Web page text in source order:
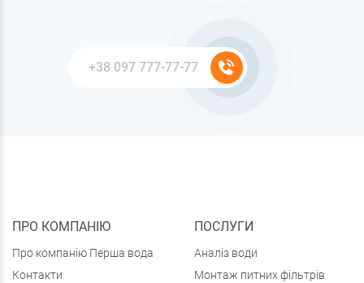
ПРО КОМПАНІЮ
Про компанію Перша вода
Контакти
ПОСЛУГИ
Аналіз води
Монтаж питних фільтрів